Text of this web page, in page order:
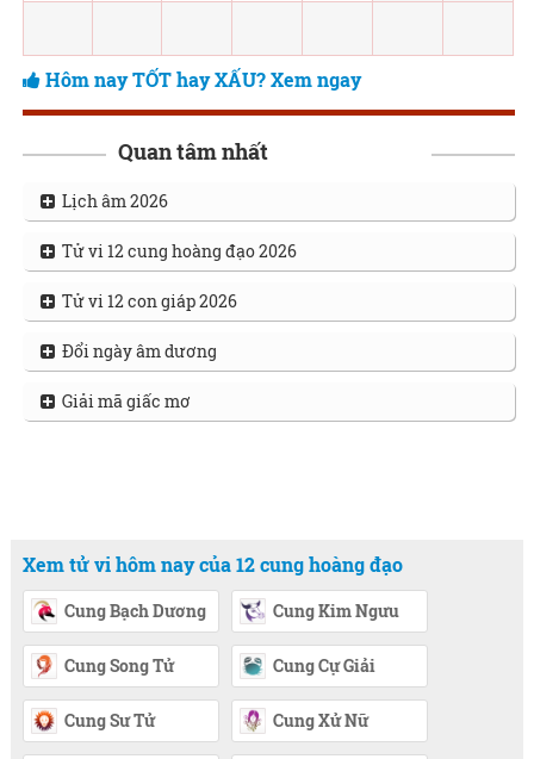
Hôm nay TỐT hay XẤU? Xem ngay
Quan tâm nhất
Lịch âm 2026
Tử vi 12 cung hoàng đạo 2026
Tử vi 12 con giáp 2026
Đổi ngày âm dương
Giải mã giấc mơ
Xem tử vi hôm nay của 12 cung hoàng đạo
Cung Bạch Dương Cung Kim Ngưu
Cung Song Tử Cung Cự Giải
Cung Sư Tử Cung Xử Nữ